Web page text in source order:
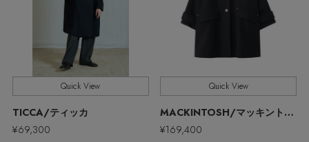
【雨の日】急な雨対策グッズ
【限定】ここでしか買えないアイテム
【ペプラム】トレンドシルエット
『ELLE』最新号掲載
ワンピース・チュニック
パンツ
スカート
パンプス
スニーカー
フラットシューズ
カゴバッグ
ショルダーバッグ
トートバッグ
すべてのファッション小物
ストール・マフラー・ケープ
アクセサリー
すべてのアクセサリー
ピアス・イヤリング
ランジェリー
すべてのランジェリー
ランジェリー
スポーツ
すべてのスポーツ
Quick View
TICCA/ティッカ
¥69,300
Quick View
MACKINTOSH/マッキントッシュ
¥169,400